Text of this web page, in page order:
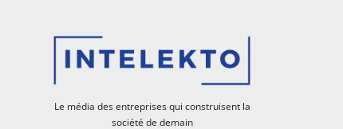
Le média des entreprises qui construisent la
société de demain